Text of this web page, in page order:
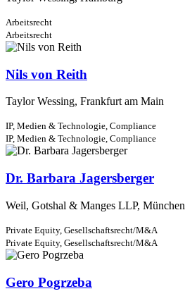
Arbeitsrecht
Arbeitsrecht
Nils von Reith
Taylor Wessing, Frankfurt am Main
IP, Medien & Technologie, Compliance
IP, Medien & Technologie, Compliance
Dr. Barbara Jagersberger
Weil, Gotshal & Manges LLP, München
Private Equity, Gesellschaftsrecht/M&A
Private Equity, Gesellschaftsrecht/M&A
Gero Pogrzeba